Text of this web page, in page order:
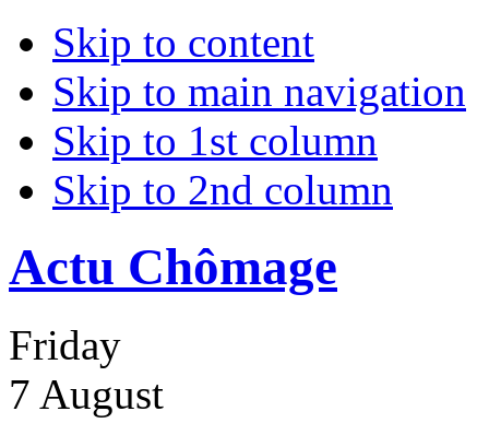
Skip to content
Skip to main navigation
Skip to 1st column
Skip to 2nd column
Actu Chômage
Friday
7 August